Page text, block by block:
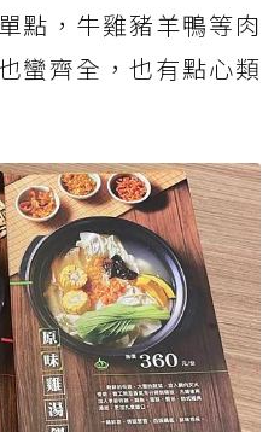
點，牛雞豬羊鴨等肉
蠻齊全，也有點心類